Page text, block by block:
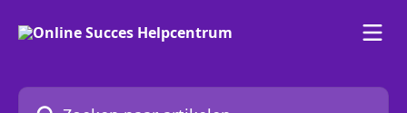
Zoeken naar artikelen ...